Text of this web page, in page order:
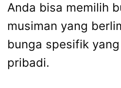
Anda bisa memilih
musiman yang
bunga spesifik
pribadi.